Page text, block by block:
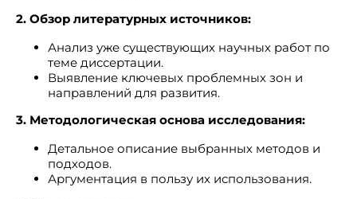
2. Обзор литературных источников:
Анализ уже существующих научных работ по
теме диссертации.
Выявление ключевых проблемных зон и
направлений для развития.
3. Методологическая основа исследования:
Детальное описание выбранных методов и
подходов.
Аргументация в пользу их использования.